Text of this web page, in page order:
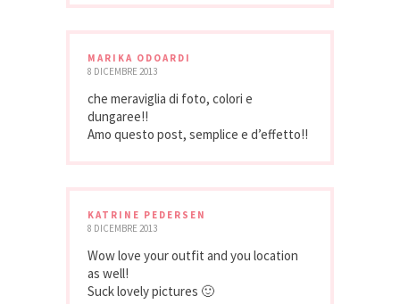
MARIKA ODOARDI
8 DICEMBRE 2013
che meraviglia di foto, colori e
dungaree!!
Amo questo post, semplice e d’effetto!!
KATRINE PEDERSEN
8 DICEMBRE 2013
Wow love your outfit and you location
as well!
Suck lovely pictures 🙂